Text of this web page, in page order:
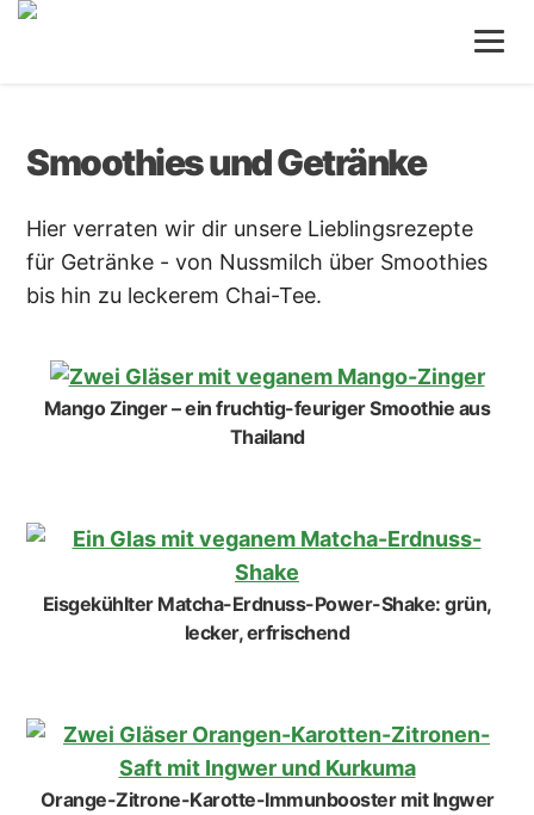
Zum
Smoothies und Getränke
Hier verraten wir dir unsere Lieblingsrezepte
für Getränke - von Nussmilch über Smoothies
bis hin zu leckerem Chai-Tee.
Mango Zinger – ein fruchtig-feuriger Smoothie aus
Thailand
Eisgekühlter Matcha-Erdnuss-Power-Shake: grün,
lecker, erfrischend
Orange-Zitrone-Karotte-Immunbooster mit Ingwer